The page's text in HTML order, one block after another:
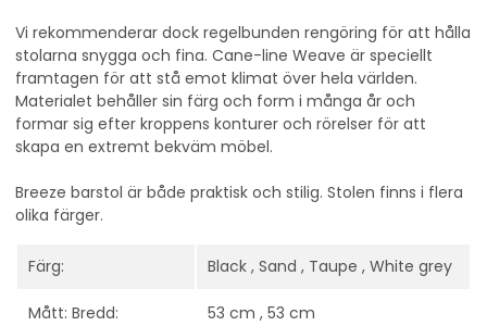
Vi rekommenderar dock regelbunden rengöring för att hålla
stolarna snygga och fina. Cane-line Weave är speciellt
framtagen för att stå emot klimat över hela världen.
Materialet behåller sin färg och form i många år och
formar sig efter kroppens konturer och rörelser för att
skapa en extremt bekväm möbel.
Breeze barstol är både praktisk och stilig. Stolen finns i flera
olika färger.
Färg: Black , Sand , Taupe , White grey
Mått: Bredd: 53 cm , 53 cm